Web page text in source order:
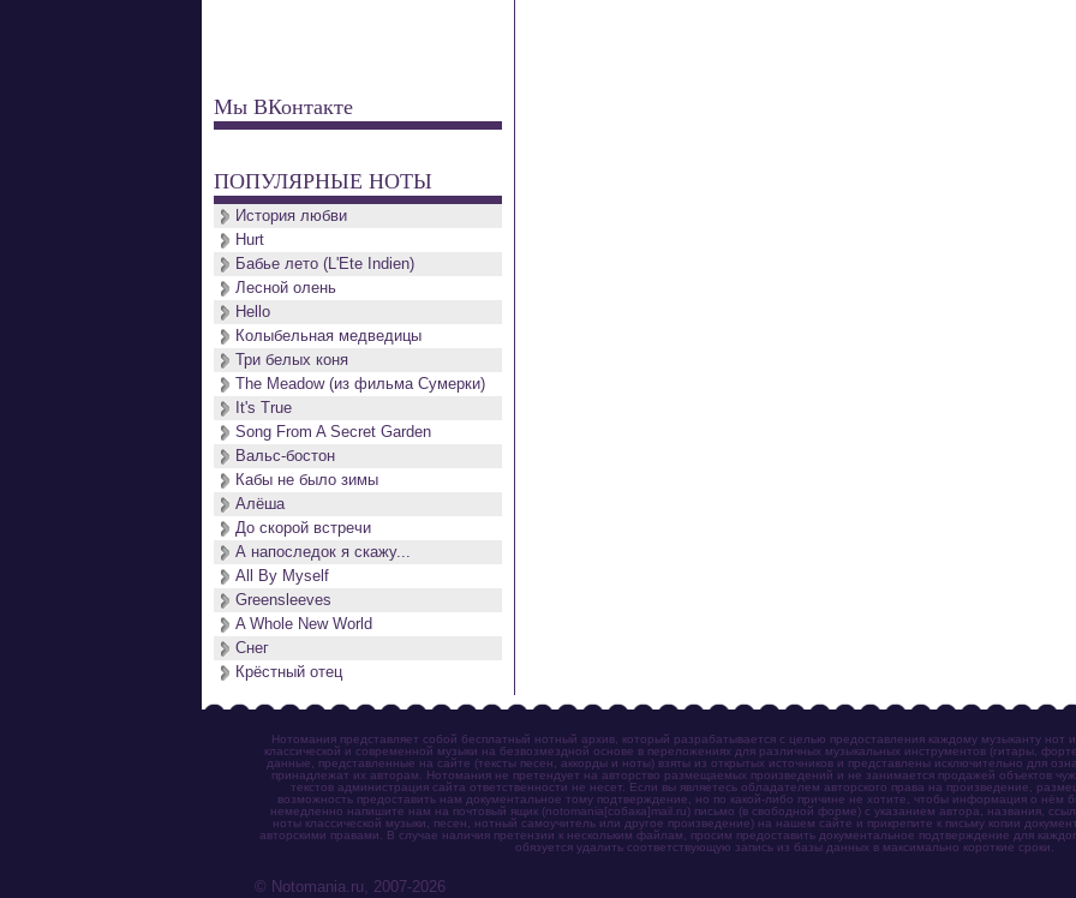
Мы ВКонтакте
ПОПУЛЯРНЫЕ НОТЫ
История любви
Hurt
Бабье лето (L'Ete Indien)
Лесной олень
Hello
Колыбельная медведицы
Три белых коня
The Meadow (из фильма Сумерки)
It's True
Song From A Secret Garden
Вальс-бостон
Кабы не было зимы
Алёша
До скорой встречи
А напоследок я скажу...
All By Myself
Greensleeves
A Whole New World
Снег
Крёстный отец
Нотомания представляет собой бесплатный нотный архив, который разрабатывается с целью предоставления каждому музыканту нот
классической и современной музыки на безвозмездной основе в переложениях для различных музыкальных инструментов (гитары,
данные, представленные на сайте (тексты песен, аккорды и ноты) взяты из открытых источников и представлены исключительно для
принадлежат их авторам. Нотомания не претендует на авторство размещаемых произведений и не занимается продажей объектов
текстов администрация сайта ответственности не несет. Если вы являетесь обладателем авторского права на произведение,
возможность предоставить нам документальное тому подтверждение, но по какой-либо причине не хотите, чтобы информация о нём
немедленно напишите нам на почтовый ящик (notomania[собака]mail.ru) письмо (в свободной форме) с указанием автора, названия,
ноты классической музыки, песен, нотный самоучитель или другое произведение) на нашем сайте и прикрепите к письму копии
авторскими правами. В случае наличия претензии к нескольким файлам, просим предоставить документальное подтверждение для
обязуется удалить соответствующую запись из базы данных в максимально короткие сроки.
© Notomania.ru, 2007-2026